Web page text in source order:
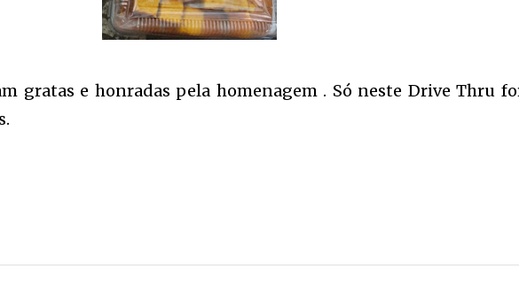
gratas e honradas pela homenagem . Só neste Drive Thru